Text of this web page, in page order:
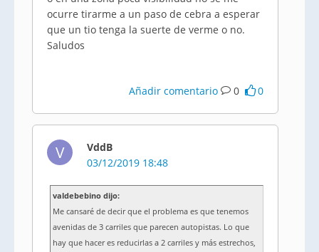
ocurre tirarme a un paso de cebra a esperar
que un tio tenga la suerte de verme o no.
Saludos
Añadir comentario 0 0
V
VddB
03/12/2019 18:48
valdebebino dijo:
Me cansaré de decir que el problema es que tenemos
avenidas de 3 carriles que parecen autopistas. Lo que
hay que hacer es reducirlas a 2 carriles y más estrechos,